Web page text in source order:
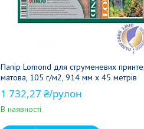
Папір Lomond для струменевих
матова, 105 г/м2, 914 мм х 45 метрів
1 732,27 ₴/рулон
В наявності